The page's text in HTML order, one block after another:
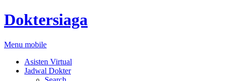
Doktersiaga
Menu mobile
Asisten Virtual
Jadwal Dokter